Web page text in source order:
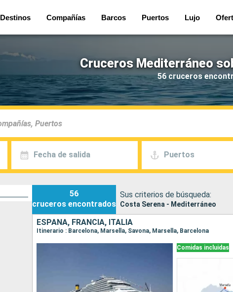
Destinos Compañías Barcos Puertos Lujo
Cruceros Mediterráneo
56 cruceros
Fecha de salida Puertos
56
cruceros encontrados
Sus criterios de búsqueda:
Costa Serena - Mediterráneo
ESPAÑA, FRANCIA, ITALIA
Itinerario : Barcelona, Marsella, Savona, Marsella, Barcelona
Comidas incluidas